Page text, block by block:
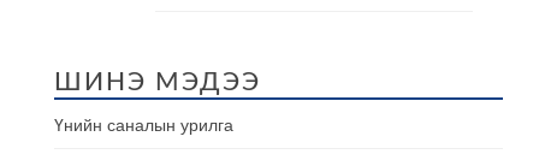
ШИНЭ МЭДЭЭ
Үнийн саналын урилга